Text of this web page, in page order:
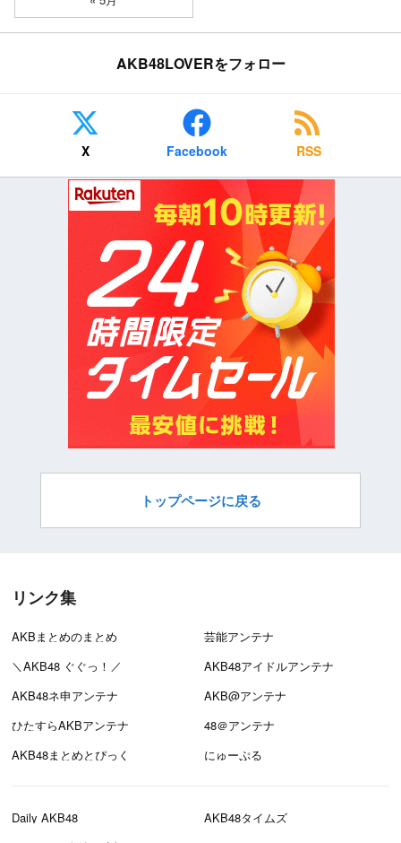
AKB48LOVERをフォロー
X Facebook RSS
トップページに戻る
リンク集
AKBまとめのまとめ
芸能アンテナ
＼AKB48 ぐぐっ！／
AKB48アイドルアンテナ
AKB48ネ申アンテナ
AKB@アンテナ
ひたすらAKBアンテナ
48＠アンテナ
AKB48まとめとぴっく
にゅーぷる
Daily AKB48
AKB48タイムズ